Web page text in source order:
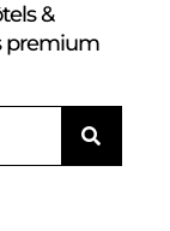
&
premium